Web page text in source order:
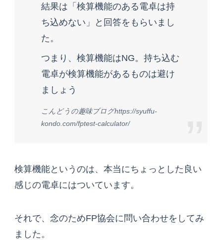
結果は「検算機能のある電卓は持
ち込めない」と回答をもらいまし
た。
つまり、検算機能はNG。持ち込む
電卓が検算機能があるものは避け
ましょう
こんどうの趣味ブログhttps://syuffu-
kondo.com/fptest-calculator/
検算機能というのは、本当にちょっとした良い
感じの電卓にはついています。
それで、念のためFP協会に問い合わせをしてみ
ました。